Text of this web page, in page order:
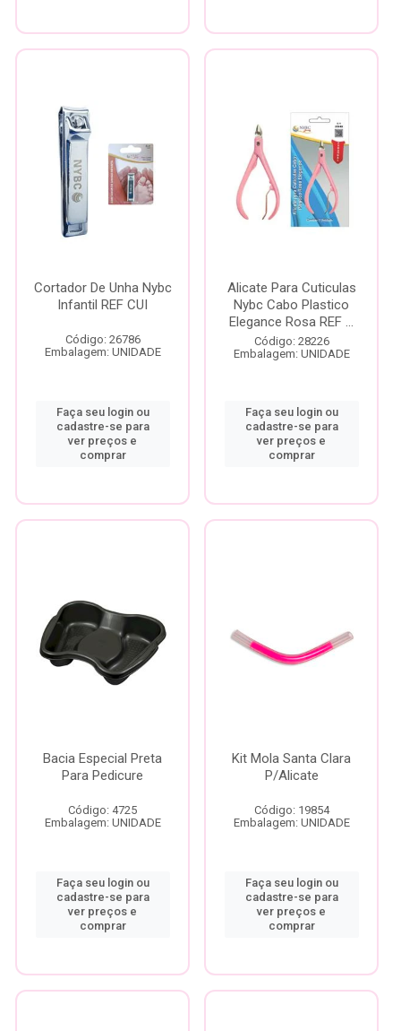
Cortador De Unha Nybc
Infantil REF CUI
Código: 26786
Embalagem: UNIDADE
Faça seu login ou
cadastre-se para
ver preços e
comprar
Alicate Para Cuticulas
Nybc Cabo Plastico
Elegance Rosa REF ...
Código: 28226
Embalagem: UNIDADE
Faça seu login ou
cadastre-se para
ver preços e
comprar
Bacia Especial Preta
Para Pedicure
Código: 4725
Embalagem: UNIDADE
Faça seu login ou
cadastre-se para
ver preços e
comprar
Kit Mola Santa Clara
P/Alicate
Código: 19854
Embalagem: UNIDADE
Faça seu login ou
cadastre-se para
ver preços e
comprar